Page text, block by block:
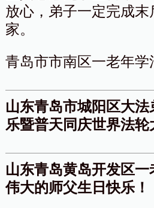
放心，弟子一定完成
家。
青岛市市南区一老年
山东青岛市城阳区大
乐暨普天同庆世界法轮
山东青岛黄岛开发区
伟大的师父生日快乐！